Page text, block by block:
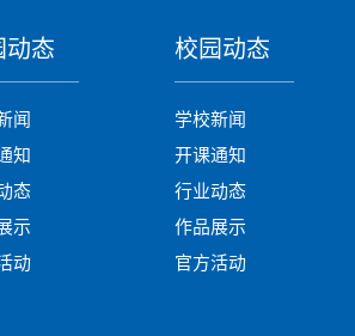
态
闻
知
态
示
动
校园动态
学校新闻
开课通知
行业动态
作品展示
官方活动